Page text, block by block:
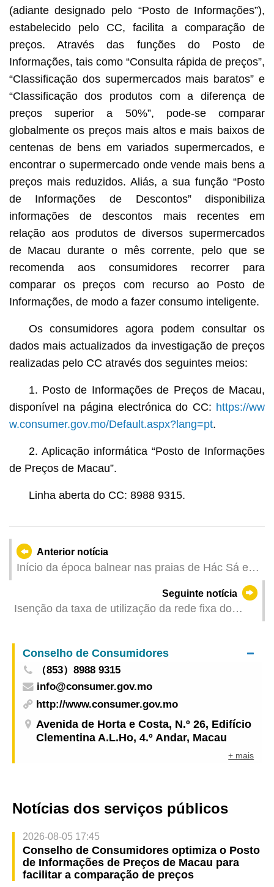
(adiante designado pelo “Posto de Informações”),
estabelecido pelo CC, facilita a comparação de
preços. Através das funções do Posto de
Informações, tais como “Consulta rápida de preços”,
“Classificação dos supermercados mais baratos” e
“Classificação dos produtos com a diferença de
preços superior a 50%”, pode-se comparar
globalmente os preços mais altos e mais baixos de
centenas de bens em variados supermercados, e
encontrar o supermercado onde vende mais bens a
preços mais reduzidos. Aliás, a sua função “Posto
de Informações de Descontos” disponibiliza
informações de descontos mais recentes em
relação aos produtos de diversos supermercados
de Macau durante o mês corrente, pelo que se
recomenda aos consumidores recorrer para
comparar os preços com recurso ao Posto de
Informações, de modo a fazer consumo inteligente.
Os consumidores agora podem consultar os
dados mais actualizados da investigação de preços
realizadas pelo CC através dos seguintes meios:
1. Posto de Informações de Preços de Macau,
disponível na página electrónica do CC: https://ww
w.consumer.gov.mo/Default.aspx?lang=pt.
2. Aplicação informática “Posto de Informações
de Preços de Macau”.
Linha aberta do CC: 8988 9315.
Anterior notícia
Início da época balnear nas praias de Hác Sá e
Seguinte notícia
Isenção da taxa de utilização da rede fixa do
pessoas com 75 ou mais anos, que vivam
isoladas ou em famílias de dois idosos
Conselho de Consumidores
（853）8988 9315
info@consumer.gov.mo
http://www.consumer.gov.mo
Avenida de Horta e Costa, N.º 26, Edifício
Clementina A.L.Ho, 4.º Andar, Macau
+ mais
Notícias dos serviços públicos
2026-08-05 17:45
Conselho de Consumidores optimiza o Posto
de Informações de Preços de Macau para
facilitar a comparação de preços